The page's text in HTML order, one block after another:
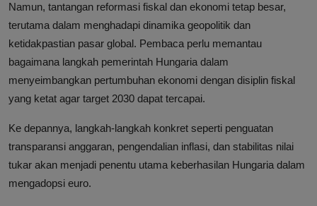
Namun, tantangan reformasi fiskal dan ekonomi tetap besar,
terutama dalam menghadapi dinamika geopolitik dan
ketidakpastian pasar global. Pembaca perlu memantau
bagaimana langkah pemerintah Hungaria dalam
menyeimbangkan pertumbuhan ekonomi dengan disiplin fiskal
yang ketat agar target 2030 dapat tercapai.
Ke depannya, langkah-langkah konkret seperti penguatan
transparansi anggaran, pengendalian inflasi, dan stabilitas nilai
tukar akan menjadi penentu utama keberhasilan Hungaria dalam
mengadopsi euro.